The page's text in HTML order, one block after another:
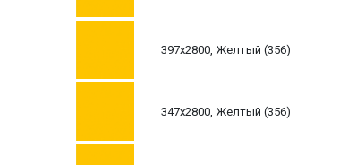
397х2800, Желтый (356)
347х2800, Желтый (356)